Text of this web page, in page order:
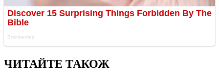
ЧИТАЙТЕ ТАКОЖ